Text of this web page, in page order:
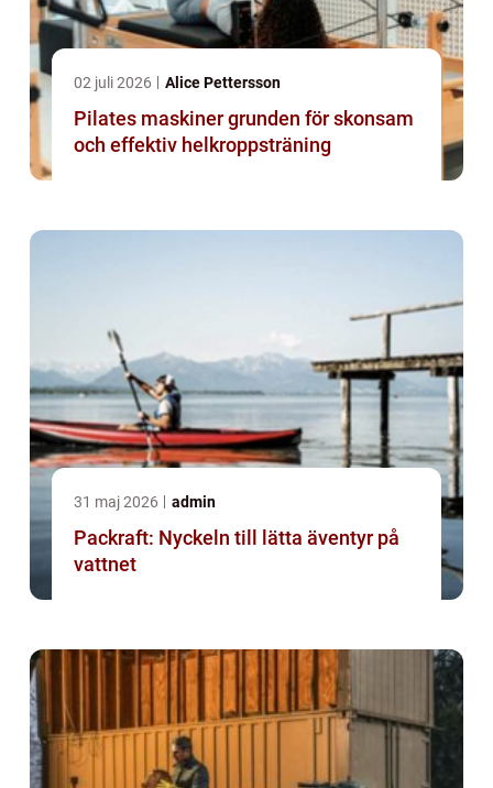
02 juli 2026 Alice Pettersson
Pilates maskiner grunden för skonsam
och effektiv helkroppsträning
31 maj 2026 admin
Packraft: Nyckeln till lätta äventyr på
vattnet